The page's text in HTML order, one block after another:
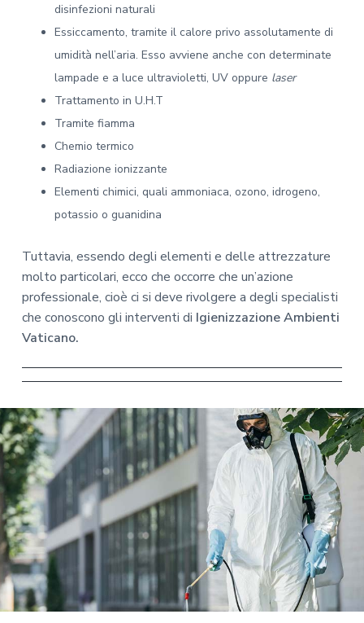
disinfezioni naturali
Essiccamento, tramite il calore privo assolutamente di
umidità nell’aria. Esso avviene anche con determinate
lampade e a luce ultravioletti, UV oppure laser
Trattamento in U.H.T
Tramite fiamma
Chemio termico
Radiazione ionizzante
Elementi chimici, quali ammoniaca, ozono, idrogeno,
potassio o guanidina
Tuttavia, essendo degli elementi e delle attrezzature
molto particolari, ecco che occorre che un’azione
professionale, cioè ci si deve rivolgere a degli specialisti
che conoscono gli interventi di Igienizzazione Ambienti
Vaticano.